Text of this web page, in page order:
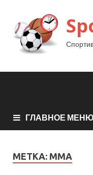
ГЛАВНОЕ МЕНЮ
МЕТКА: MMA